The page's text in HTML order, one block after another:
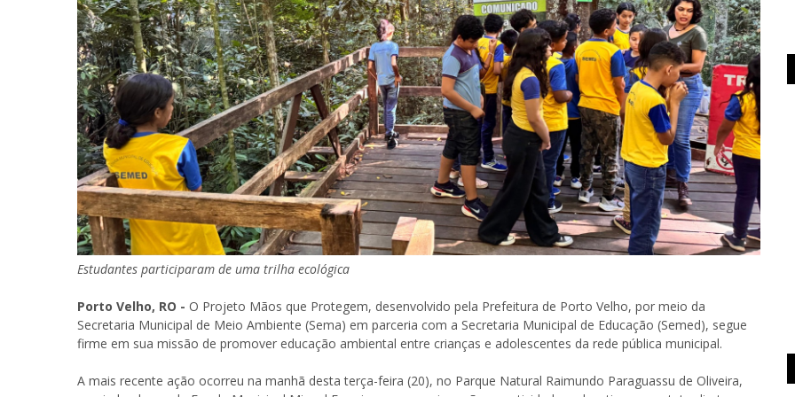
Estudantes participaram de uma trilha ecológica
Porto Velho, RO - O Projeto Mãos que Protegem, desenvolvido pela Prefeitura de Porto Velho, por meio da
Secretaria Municipal de Meio Ambiente (Sema) em parceria com a Secretaria Municipal de Educação (Semed), segue
firme em sua missão de promover educação ambiental entre crianças e adolescentes da rede pública municipal.
A mais recente ação ocorreu na manhã desta terça-feira (20), no Parque Natural Raimundo Paraguassu de Oliveira,